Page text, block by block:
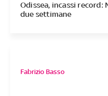
Odissea, incassi
due settimane
Fabrizio Basso